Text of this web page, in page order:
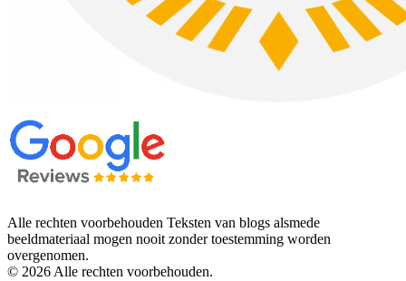
Alle rechten voorbehouden Teksten van blogs alsmede
beeldmateriaal mogen nooit zonder toestemming worden
overgenomen.
© 2026 Alle rechten voorbehouden.